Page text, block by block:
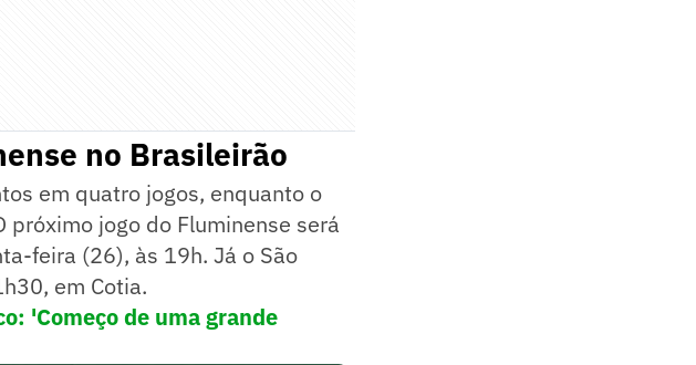
no Brasileirão
em quatro jogos, enquanto o
próximo jogo do Fluminense será
feira (26), às 19h. Já o São
em Cotia.
'Começo de uma grande